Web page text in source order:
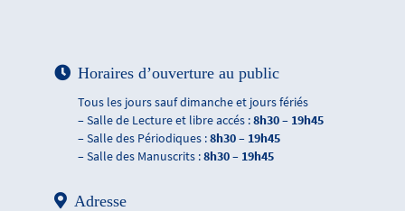
Horaires d’ouverture au public
Tous les jours sauf dimanche et jours fériés
– Salle de Lecture et libre accés :8h30 – 19h45
– Salle des Périodiques :8h30 – 19h45
– Salle des Manuscrits :8h30 – 19h45
Adresse